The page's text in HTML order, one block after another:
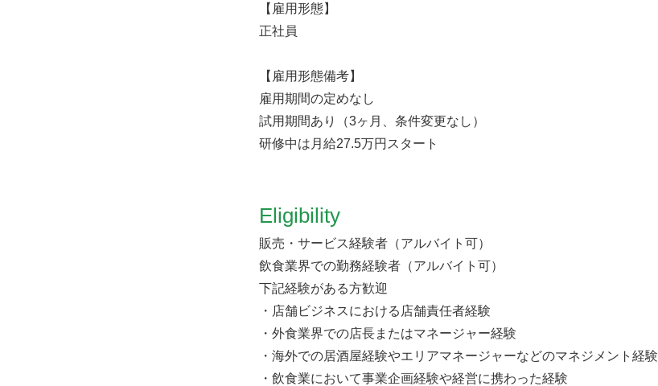
【雇用形態】
正社員
【雇用形態備考】
雇用期間の定めなし
試用期間あり（3ヶ月、条件変更なし）
研修中は月給27.5万円スタート
Eligibility
販売・サービス経験者（アルバイト可）
飲食業界での勤務経験者（アルバイト可）
下記経験がある方歓迎
・店舗ビジネスにおける店舗責任者経験
・外食業界での店長またはマネージャー経験
・海外での居酒屋経験やエリアマネージャーなどのマネジメント経験
・飲食業において事業企画経験や経営に携わった経験